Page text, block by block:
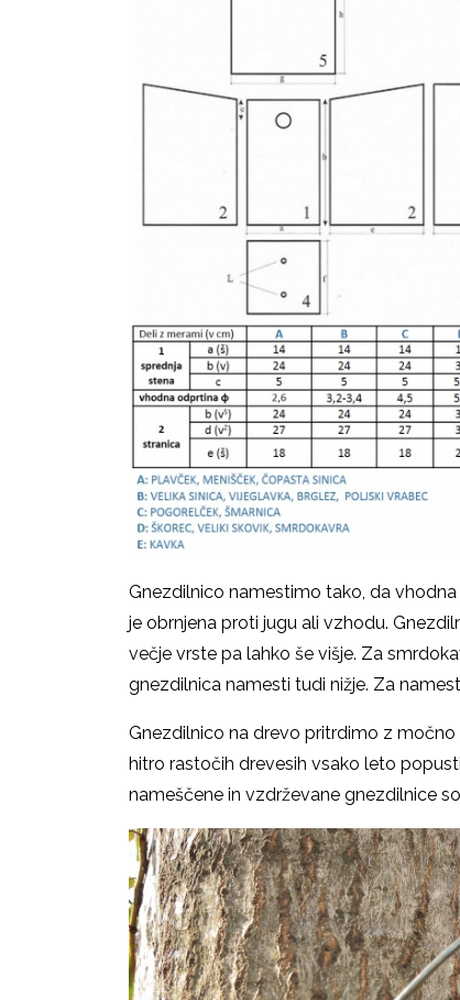
Gnezdilnico namestimo tako, da
je obrnjena proti jugu ali vzhodu.
večje vrste pa lahko še višje. Za
gnezdilnica namesti tudi nižje. Za
Gnezdilnico na drevo pritrdimo z
hitro rastočih drevesih vsako leto
nameščene in vzdrževane gnezdilnice